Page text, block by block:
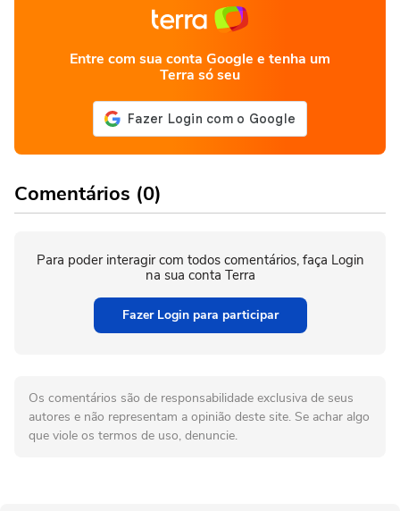
Entre com sua conta Google e tenha um
Terra só seu
Comentários (0)
Para poder interagir com todos comentários, faça Login
na sua conta Terra
Fazer Login para participar
Os comentários são de responsabilidade exclusiva de seus
autores e não representam a opinião deste site. Se achar algo
que viole os termos de uso, denuncie.